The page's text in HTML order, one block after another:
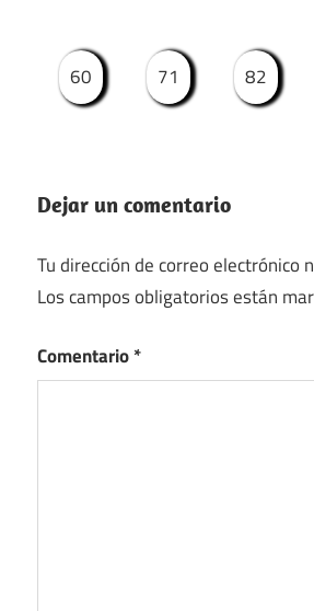
60 71 82
Dejar un comentario
Tu dirección de correo electrónico
Los campos obligatorios están
Comentario*